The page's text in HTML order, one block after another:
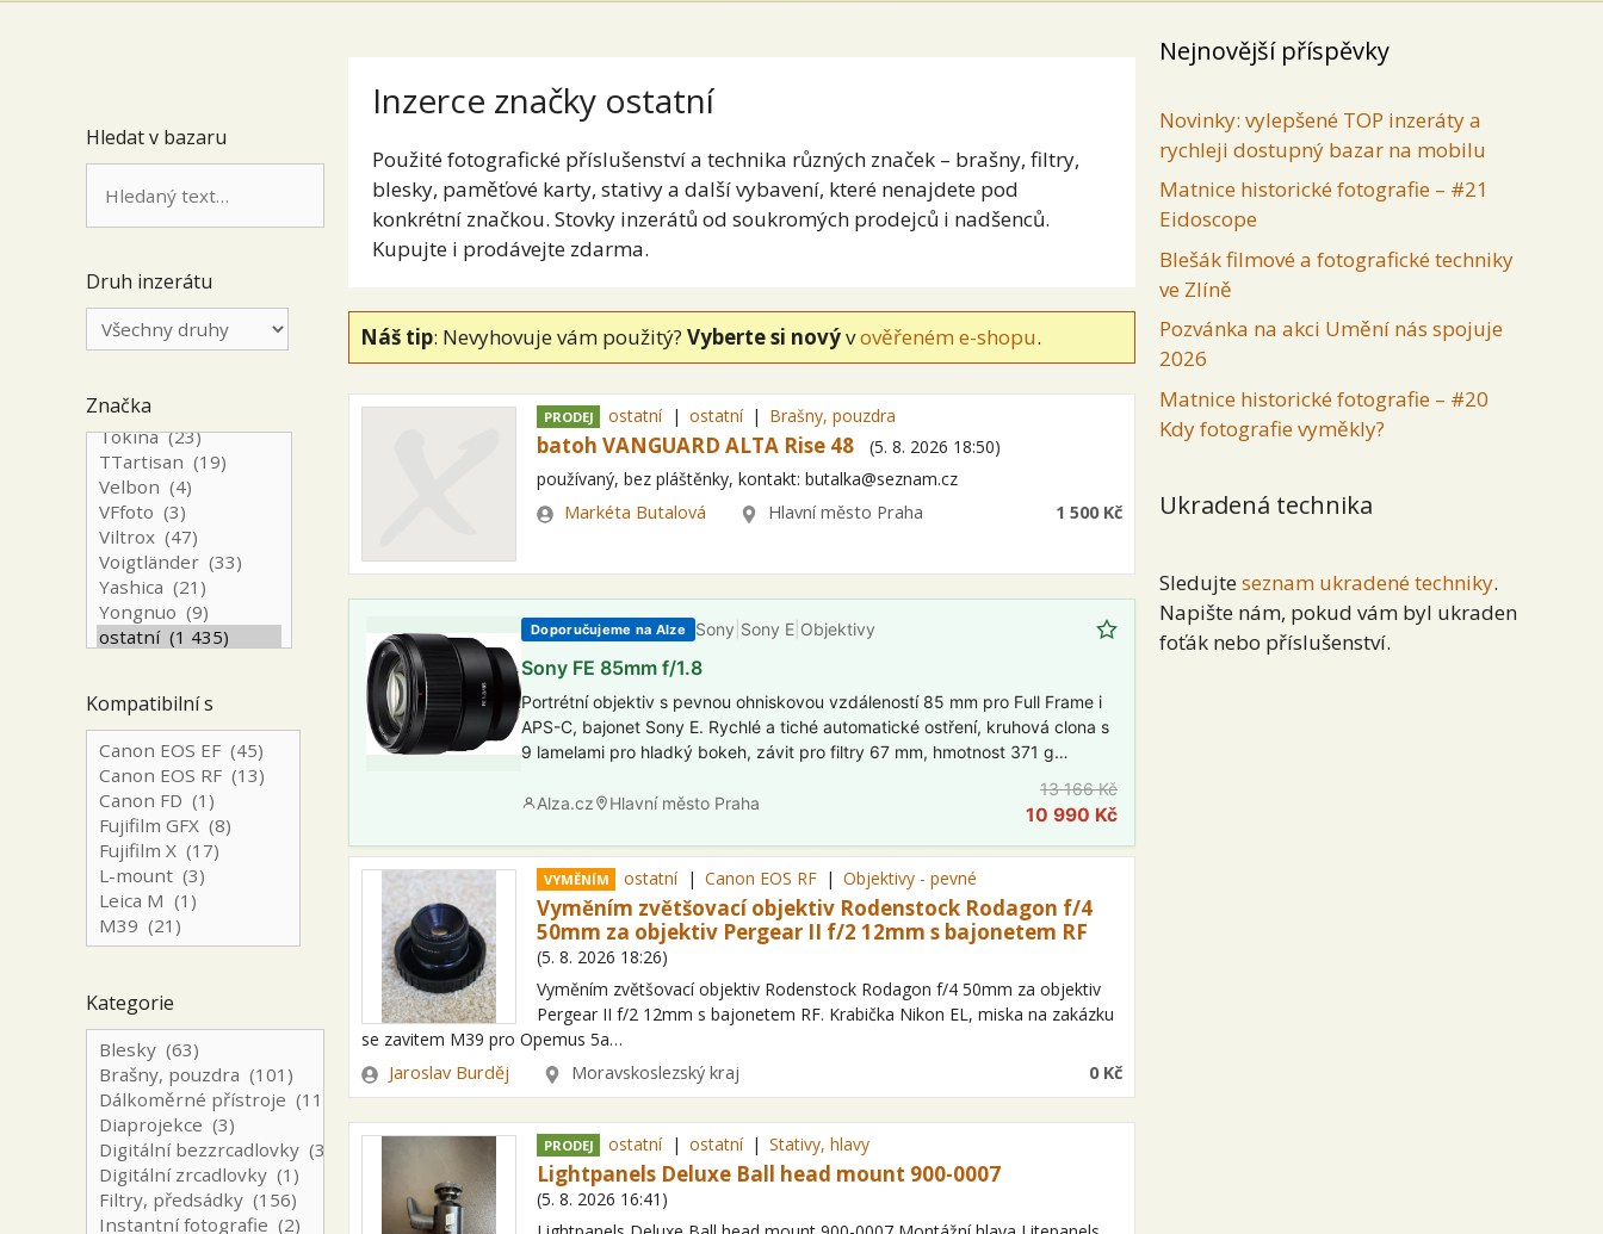
Inzerce značky ostatní
Použité fotografické příslušenství a technika různých značek – brašny, filtry,
blesky, paměťové karty, stativy a další vybavení, které nenajdete pod
konkrétní značkou. Stovky inzerátů od soukromých prodejců i nadšenců.
Kupujte i prodávejte zdarma.
Náš tip: Nevyhovuje vám použitý? Vyberte si novývověřeném e-shopu.
PRODEJ ostatní ostatní Brašny, pouzdra
batoh VANGUARD ALTA Rise 48 (5. 8. 2026 18:50)
používaný, bez pláštěnky, kontakt: butalka@seznam.cz
Zadavatel
Markéta Butalová LokalitaHlavní město Praha 1 500 Kč
Doporučujeme na Alze Sony Sony E Objektivy
Sony FE 85mm f/1.8
Portrétní objektiv s pevnou ohniskovou vzdáleností 85 mm pro Full Frame i
APS-C, bajonet Sony E. Rychlé a tiché automatické ostření, kruhová clona s
9 lamelami pro hladký bokeh, závit pro filtry 67 mm, hmotnost 371 g…
Alza.cz Hlavní město Praha
13 166 Kč
10 990 Kč
VYMĚNÍM ostatní Canon EOS RF Objektivy - pevné
Vyměním zvětšovací objektiv Rodenstock Rodagon f/4
50mm za objektiv Pergear II f/2 12mm s bajonetem RF
(5. 8. 2026 18:26)
Vyměním zvětšovací objektiv Rodenstock Rodagon f/4 50mm za objektiv
Pergear II f/2 12mm s bajonetem RF. Krabička Nikon EL, miska na zakázku
se zavitem M39 pro Opemus 5a…
Zadavatel
Jaroslav Burděj LokalitaMoravskoslezský kraj 0 Kč
PRODEJ ostatní ostatní Stativy, hlavy
Lightpanels Deluxe Ball head mount 900-0007
(5. 8. 2026 16:41 )
Hledat v bazaru
Druh inzerátu
Značka
Kompatibilní s
Kategorie
Nejnovější příspěvky
Novinky: vylepšené TOP inzeráty a
rychleji dostupný bazar na mobilu
Matnice historické fotografie – #21
Eidoscope
Blešák filmové a fotografické techniky
ve Zlíně
Pozvánka na akci Umění nás spojuje
2026
Matnice historické fotografie – #20
Kdy fotografie vyměkly?
Ukradená technika
Sledujte seznam ukradené techniky.
Napište nám, pokud vám byl ukraden
foťák nebo příslušenství.